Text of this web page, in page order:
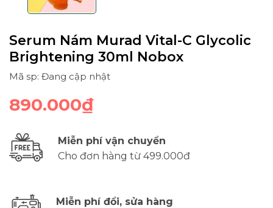
Serum Nám Murad Vital-C Glycolic
Brightening 30ml Nobox
Mã sp: Đang cập nhật
890.000₫
Miễn phí vận chuyển
Cho đơn hàng từ 499.000đ
Miễn phí đổi, sửa hàng